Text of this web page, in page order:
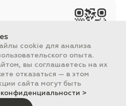
на сайте, носит ознакомительный
офертой, определяемой
НДС. ООО "ПОРТ" ИНН 2461018892,
cookie для анализа
опыта.
вы соглашаетесь на их
отказаться — в этом
сайта могут быть
>